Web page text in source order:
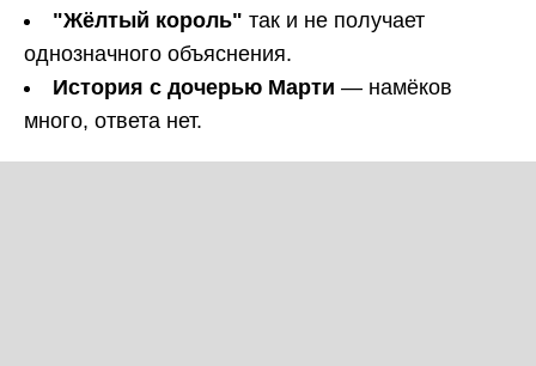
"Жёлтый король" так и не получает
однозначного объяснения.
История с дочерью Марти — намёков
много, ответа нет.